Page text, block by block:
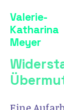
Valerie-
Katharina
Meyer